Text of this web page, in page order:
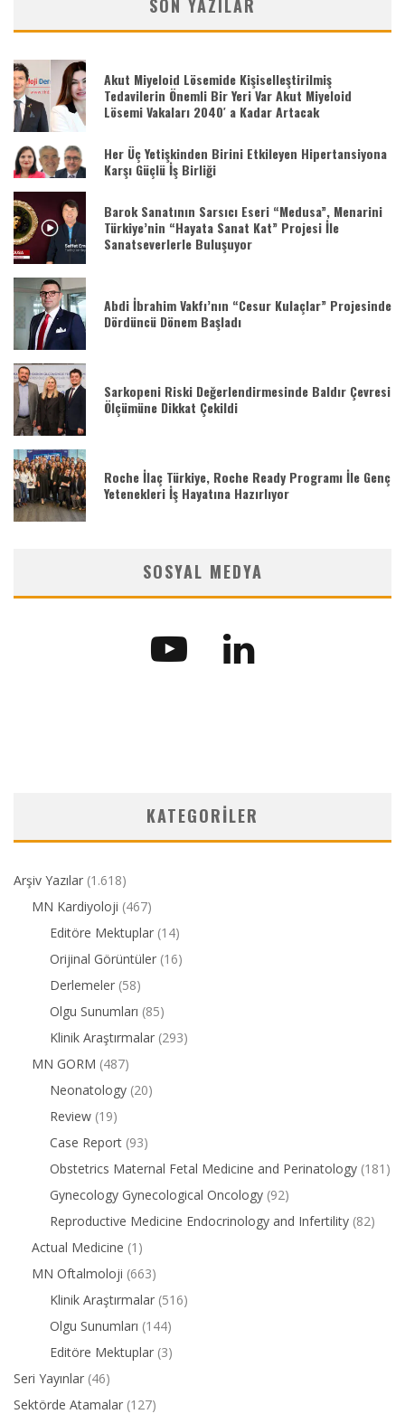
SON YAZILAR
Akut Miyeloid Lösemide Kişiselleştirilmiş
Tedavilerin Önemli Bir Yeri Var Akut Miyeloid
Lösemi Vakaları 2040′ a Kadar Artacak
Her Üç Yetişkinden Birini Etkileyen Hipertansiyona
Karşı Güçlü İş Birliği
Barok Sanatının Sarsıcı Eseri “Medusa”, Menarini
Türkiye’nin “Hayata Sanat Kat” Projesi İle
Sanatseverlerle Buluşuyor
Abdi İbrahim Vakfı’nın “Cesur Kulaçlar” Projesinde
Dördüncü Dönem Başladı
Sarkopeni Riski Değerlendirmesinde Baldır Çevresi
Ölçümüne Dikkat Çekildi
Roche İlaç Türkiye, Roche Ready Programı İle Genç
Yetenekleri İş Hayatına Hazırlıyor
SOSYAL MEDYA
KATEGORILER
Arşiv Yazılar (1.618)
MN Kardiyoloji (467)
Editöre Mektuplar (14)
Orijinal Görüntüler (16)
Derlemeler (58)
Olgu Sunumları (85)
Klinik Araştırmalar (293)
MN GORM (487)
Neonatology (20)
Review (19)
Case Report (93)
Obstetrics Maternal Fetal Medicine and Perinatology (181)
Gynecology Gynecological Oncology (92)
Reproductive Medicine Endocrinology and Infertility (82)
Actual Medicine (1)
MN Oftalmoloji (663)
Klinik Araştırmalar (516)
Olgu Sunumları (144)
Editöre Mektuplar (3)
Seri Yayınlar (46)
Sektörde Atamalar (127)